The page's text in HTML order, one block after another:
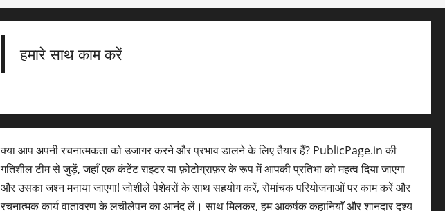
हमारे साथ काम करें
क्या आप अपनी रचनात्मकता को उजागर करने और प्रभाव डालने के लिए तैयार हैं? PublicPage.in की
गतिशील टीम से जुड़ें, जहाँ एक कंटेंट राइटर या फ़ोटोग्राफ़र के रूप में आपकी प्रतिभा को महत्व दिया जाएगा
और उसका जश्न मनाया जाएगा! जोशीले पेशेवरों के साथ सहयोग करें, रोमांचक परियोजनाओं पर काम करें और
रचनात्मक कार्य वातावरण के लचीलेपन का आनंद लें। साथ मिलकर, हम आकर्षक कहानियाँ और शानदार दृश्य